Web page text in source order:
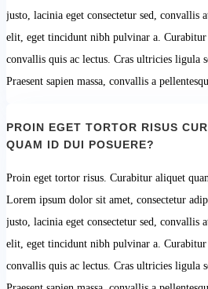
justo, lacinia eget consectetur sed, convallis
elit, eget tincidunt nibh pulvinar a.
convallis quis ac lectus. Cras ultricies ligula
Praesent sapien massa, convallis a
PROIN EGET TORTOR RISUS
QUAM ID DUI POSUERE?
Proin eget tortor risus. Curabitur aliquet
Lorem ipsum dolor sit amet, consectetur
justo, lacinia eget consectetur sed, convallis
elit, eget tincidunt nibh pulvinar a.
convallis quis ac lectus. Cras ultricies ligula